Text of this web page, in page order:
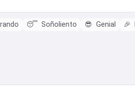
😴 Soñoliento 😎 Genial 🎉